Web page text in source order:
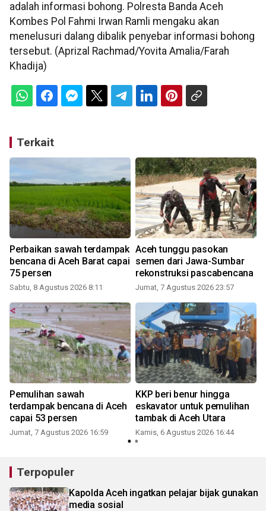
adalah informasi bohong. Polresta Banda Aceh
Kombes Pol Fahmi Irwan Ramli mengaku akan
menelusuri dalang dibalik penyebar informasi bohong
tersebut. (Aprizal Rachmad/Yovita Amalia/Farah
Khadija)
Terkait
Perbaikan sawah terdampak
bencana di Aceh Barat capai
75 persen
Sabtu, 8 Agustus 2026 8:11
Aceh tunggu pasokan
semen dari Jawa-Sumbar
rekonstruksi pascabencana
Jumat, 7 Agustus 2026 23:57
Pemulihan sawah
terdampak bencana di Aceh
capai 53 persen
Jumat, 7 Agustus 2026 16:59
KKP beri benur hingga
eskavator untuk pemulihan
tambak di Aceh Utara
Kamis, 6 Agustus 2026 16:44
Terpopuler
Kapolda Aceh ingatkan pelajar bijak gunakan
media sosial